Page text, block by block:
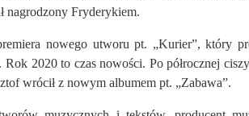
nagrodzony Fryderykiem.
nowego utworu pt. „Kurier”, który
2020 to czas nowości. Po półrocznej
wrócił z nowym albumem pt. „Zabawa”.